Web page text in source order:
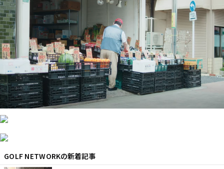
GOLF NETWORKの新着記事